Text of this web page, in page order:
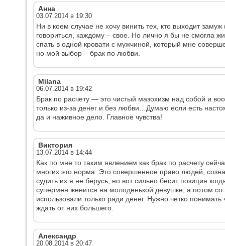
Анна
03.07.2014 в 19:30
Ни в коем случае не хочу винить тех, кто выходит замуж
говориться, каждому – свое. Но лично я бы не смогла
спать в одной кровати с мужчиной, который мне
но мой выбор – брак по любви.
Milana
06.07.2014 в 19:42
Брак по расчету — это чистый мазохизм над собой и
только из-за денег и без любви…Думаю если есть
да и наживное дело. Главное чувства!
Виктория
13.07.2014 в 14:44
Как по мне то таким явлением как брак по расчету
многих это норма. Это совершенное право людей,
судить их я не берусь, но вот сильно бесит позиция
супермен женится на молоденькой девушке, а потом со
использовали только ради денег. Нужно четко
ждать от них большего.
Александр
20.08.2014 в 20:47